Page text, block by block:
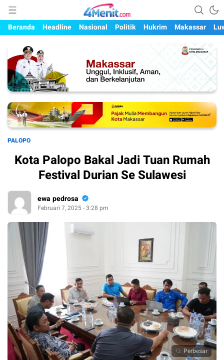
4menit.com
Mengungkap Kisah, Setiap Hari
Beranda
Headline Nasional Politik Hukrim Makassar
PALOPO
Kota Palopo Bakal Jadi Tuan Rumah
Festival Durian Se Sulawesi
ewa pedrosa
Februari 7, 2025 - 3:28 pm
Perbesar